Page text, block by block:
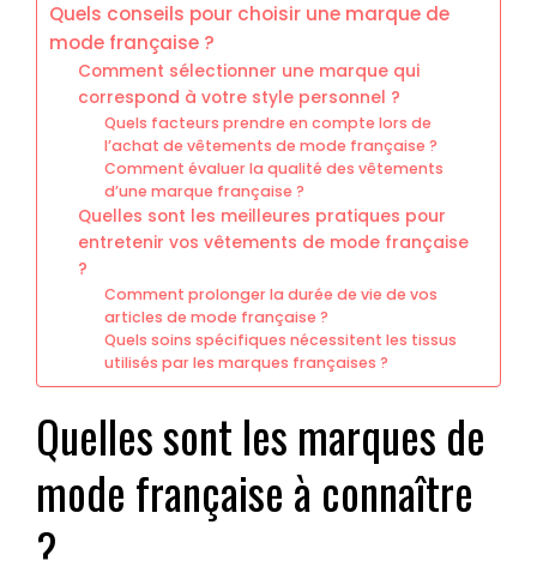
Quels conseils pour choisir une marque de
mode française ?
Comment sélectionner une marque qui
correspond à votre style personnel ?
Quels facteurs prendre en compte lors de
l’achat de vêtements de mode française ?
Comment évaluer la qualité des vêtements
d’une marque française ?
Quelles sont les meilleures pratiques pour
entretenir vos vêtements de mode française
?
Comment prolonger la durée de vie de vos
articles de mode française ?
Quels soins spécifiques nécessitent les tissus
utilisés par les marques françaises ?
Quelles sont les marques de
mode française à connaître